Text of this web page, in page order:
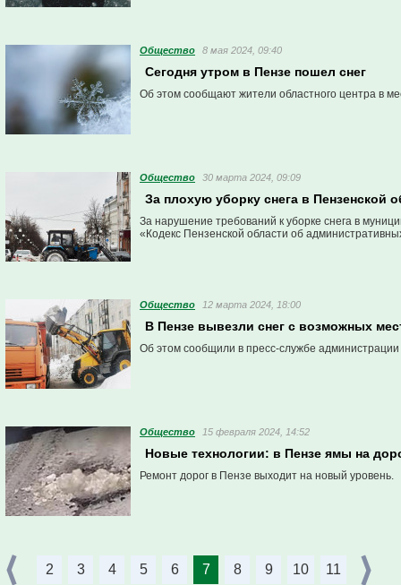
Общество 8 мая 2024, 09:40
Сегодня утром в Пензе пошел снег
Об этом сообщают жители областного центра в
Общество 30 марта 2024, 09:09
За плохую уборку снега в Пензенской
За нарушение требований к уборке снега в
«Кодекс Пензенской области об
Общество 12 марта 2024, 18:00
В Пензе вывезли снег с возможных
Об этом сообщили в пресс-службе
Общество 15 февраля 2024, 14:52
Новые технологии: в Пензе ямы на
Ремонт дорог в Пензе выходит на новый уровень.
2 3 4 5 6 7 8 9 10 11